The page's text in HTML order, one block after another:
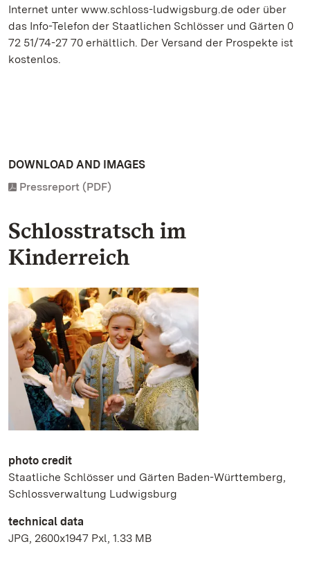
Internet unter www.schloss-ludwigsburg.de oder über
das Info-Telefon der Staatlichen Schlösser und Gärten 0
72 51/74-27 70 erhältlich. Der Versand der Prospekte ist
kostenlos.
DOWNLOAD AND IMAGES
Pressreport (PDF)
Schlosstratsch im
Kinderreich
photo credit
Staatliche Schlösser und Gärten Baden-Württemberg,
Schlossverwaltung Ludwigsburg
technical data
JPG, 2600x1947 Pxl, 1.33 MB